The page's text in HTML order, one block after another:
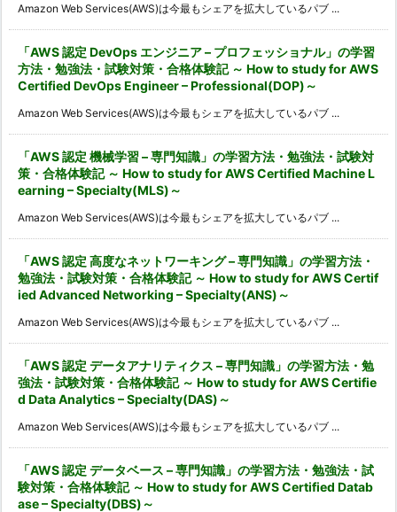
Amazon Web Services(AWS)は今最もシェアを拡大しているパブ ...
「AWS 認定 DevOps エンジニア – プロフェッショナル」の学習
方法・勉強法・試験対策・合格体験記 ～ How to study for AWS
Certified DevOps Engineer – Professional(DOP)～
Amazon Web Services(AWS)は今最もシェアを拡大しているパブ ...
「AWS 認定 機械学習 – 専門知識」の学習方法・勉強法・試験対
策・合格体験記 ～ How to study for AWS Certified Machine L
earning – Specialty(MLS)～
Amazon Web Services(AWS)は今最もシェアを拡大しているパブ ...
「AWS 認定 高度なネットワーキング – 専門知識」の学習方法・
勉強法・試験対策・合格体験記 ～ How to study for AWS Certif
ied Advanced Networking – Specialty(ANS)～
Amazon Web Services(AWS)は今最もシェアを拡大しているパブ ...
「AWS 認定 データアナリティクス – 専門知識」の学習方法・勉
強法・試験対策・合格体験記 ～ How to study for AWS Certifie
d Data Analytics – Specialty(DAS)～
Amazon Web Services(AWS)は今最もシェアを拡大しているパブ ...
「AWS 認定 データベース – 専門知識」の学習方法・勉強法・試
験対策・合格体験記 ～ How to study for AWS Certified Datab
ase – Specialty(DBS)～